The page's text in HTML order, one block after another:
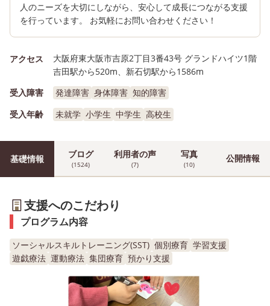
人のニーズを大切にしながら、安心して成長につながる支援
を行っています。 お気軽にお問い合わせください！
アクセス
大阪府東大阪市吉原2丁目3番43号 グランドハイツ1階
吉田駅から520m、新石切駅から1586m
受入障害
発達障害 身体障害 知的障害
受入年齢
未就学 小学生 中学生 高校生
基礎情報 ブログ
(1524)
利用者の声
(7)
写真
(10)
公開情報
支援へのこだわり
プログラム内容
ソーシャルスキルトレーニング(SST) 個別療育 学習支援
遊戯療法 運動療法 集団療育 預かり支援